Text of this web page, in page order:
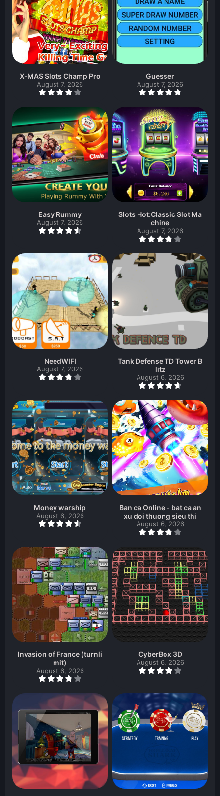
X-MAS Slots Champ Pro
August 7, 2026
Guesser
August 7, 2026
Easy Rummy
August 7, 2026
Slots Hot:Classic Slot Ma
chine
August 7, 2026
NeedWIFI
August 7, 2026
Tank Defense TD Tower B
litz
August 6, 2026
Money warship
August 6, 2026
Ban ca Online - bat ca an
xu doi thuong sieu thi
August 6, 2026
Invasion of France (turnli
mit)
August 6, 2026
CyberBox 3D
August 6, 2026